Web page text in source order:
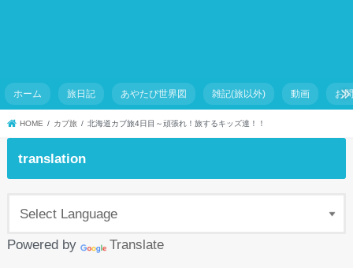
ホーム 旅日記 あやたび世界図 雑記(旅以外) 動画 お
HOME カブ旅 北海道カブ旅4日目～頑張れ！旅するキッズ達！！
translation
Powered by Translate